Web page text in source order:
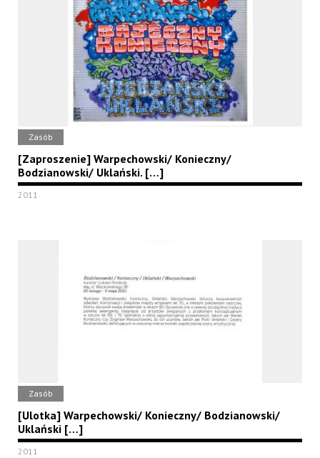
Zasób
[Zaproszenie] Warpechowski/ Konieczny/
Bodzianowski/ Uklański. […]
2011
Zasób
[Ulotka] Warpechowski/ Konieczny/ Bodzianowski/
Uklański […]
2011